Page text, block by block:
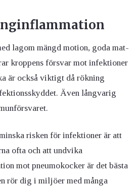
lagom mängd motion, goda mat-
kroppens försvar mot infektioner
är också viktigt då rökning
Även långvarig
risken för infektioner är att
ofta och att undvika
mot pneumokocker är det bästa
rör dig i miljöer med många